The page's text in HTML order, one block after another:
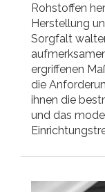
Rohstoffen
Herstellung
Sorgfalt
ergriffenen
die
ihnen die
und das